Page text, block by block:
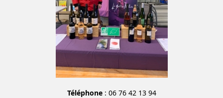
Téléphone: 06 76 42 13 94